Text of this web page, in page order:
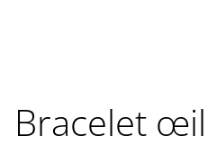
Bracelet